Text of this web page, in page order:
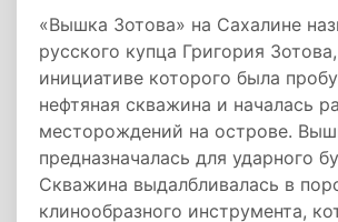
«Вышка Зотова» на Сахалине
русского купца Григория
инициативе которого была
нефтяная скважина и началась
месторождений на острове.
предназначалась для ударного
Скважина выдалбливалась в
клинообразного инструмента,